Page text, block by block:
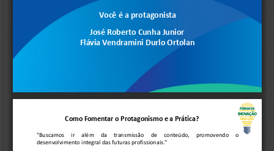
Você é a protagonista
José Roberto Cunha Junior
Flávia Vendramini Durlo Ortolan
Como Fomentar o Protagonismo e a Prática?
"Buscamos ir além da transmissão de conteúdo, promovendo
o
desenvolvimento integral das futuras profissionais."